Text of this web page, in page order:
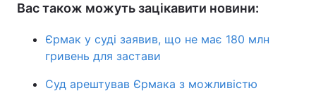
Вас також можуть зацікавити новини:
Єрмак у суді заявив, що не має 180 млн
гривень для застави
Суд арештував Єрмака з можливістю